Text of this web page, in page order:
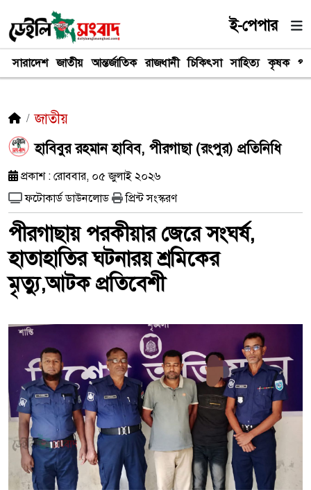
ই-পেপার
সারাদেশ জাতীয় আন্তর্জাতিক রাজধানী চিকিৎসা সাহিত্য কৃষক
জাতীয়
হাবিবুর রহমান হাবিব, পীরগাছা (রংপুর) প্রতিনিধি
প্রকাশ : রোববার, ০৫ জুলাই ২০২৬
ফটোকার্ড ডাউনলোড
প্রিন্ট সংস্করণ
পীরগাছায় পরকীয়ার জেরে সংঘর্ষ,
হাতাহাতির ঘটনারয় শ্রমিকের
মৃত্যু,আটক প্রতিবেশী